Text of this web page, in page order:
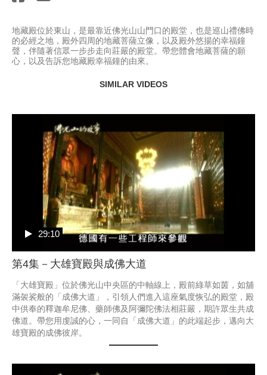
地藏殿位於東山，是最靠近佛光山山門口的殿堂，也是巡山禮佛時
的必經之地，殿外四周的地藏菩薩立像，以及殿外悠揚的幸福鐘
聲，伴隨著信眾一步步走向莊嚴的殿堂。帶您體會地藏菩薩的願
心，以及告訴您地藏殿幸福鐘的由來。
SIMILAR VIDEOS
第4集－大雄寶殿與成佛大道
29:10
「大雄寶殿」位於佛光山中央區的中軸線上，殿前綠草如茵，如舖
滿袈裟般的「成佛大道」，引領人們進入這座氣度恢弘的殿堂，殿
中供奉的釋迦牟尼佛、藥師佛及阿彌陀佛法相莊嚴，期許眾生共成
佛道。帶您用虔誠的心，一同自「成佛大道」的此端起步，邁向大
雄寶殿的成佛彼岸。